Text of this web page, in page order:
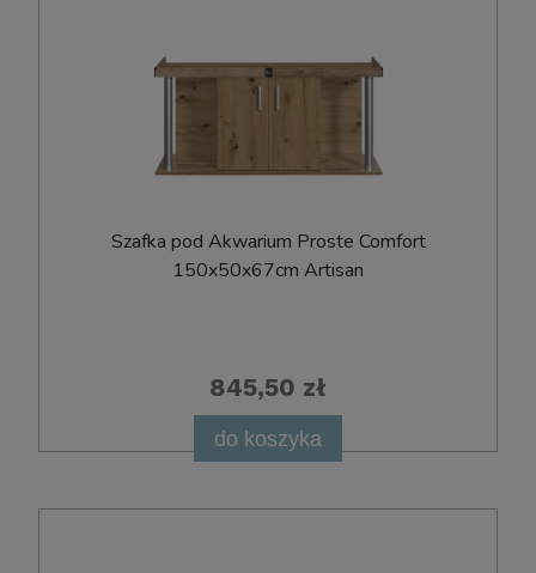
Szafka pod Akwarium Proste Comfort
150x50x67cm Artisan
845,50 zł
do koszyka